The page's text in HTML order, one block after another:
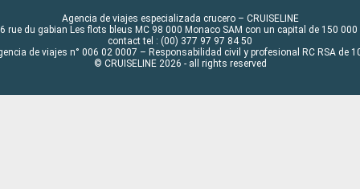
Agencia de viajes especializada crucero – CRUISELINE
rue du gabian Les flots bleus MC 98 000 Monaco SAM con un capital de 150 000
contact tel : (00) 377 97 97 84 50
de viajes n° 006 02 0007 – Responsabilidad civil y profesional RC RSA de
© CRUISELINE 2026 - all rights reserved